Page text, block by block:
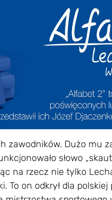
zawodników. Dużo mu
słowo
na rzecz nie tylko
To on odkrył dla polskiej